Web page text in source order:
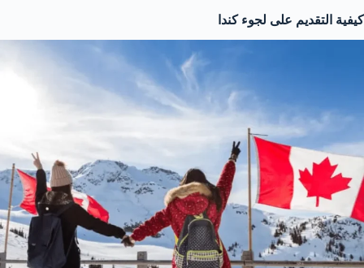
كيفية التقديم على لجوء كندا